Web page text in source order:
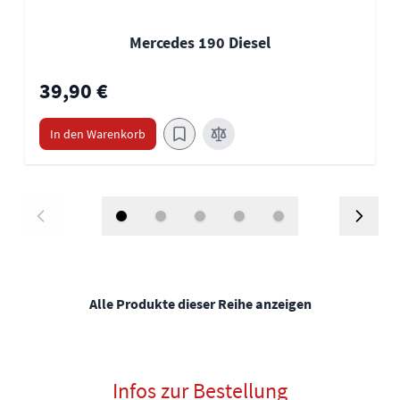
Mercedes 190 Diesel
39,90 €
In den Warenkorb
Alle Produkte dieser Reihe anzeigen
Infos zur Bestellung